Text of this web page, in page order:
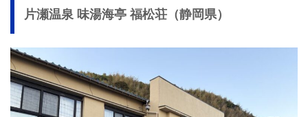
片瀬温泉 味湯海亭 福松荘（静岡県）